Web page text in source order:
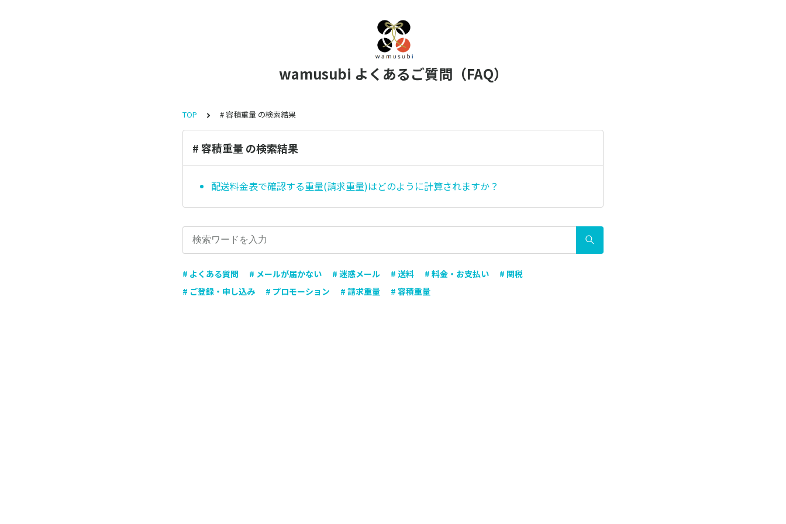
wamusubi よくあるご質問（FAQ）
TOP # 容積重量 の検索結果
# 容積重量 の検索結果
配送料金表で確認する重量(請求重量)はどのように計算されますか？
# よくある質問 # メールが届かない # 迷惑メール # 送料 # 料金・お支払い
# 関税
# ご登録・申し込み
# プロモーション # 請求重量 # 容積重量